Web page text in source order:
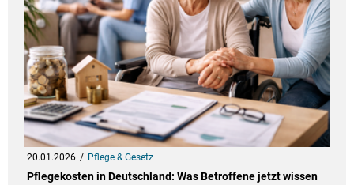
20.01.2026 Pflege & Gesetz
Pflegekosten in Deutschland: Was Betroffene jetzt wissen